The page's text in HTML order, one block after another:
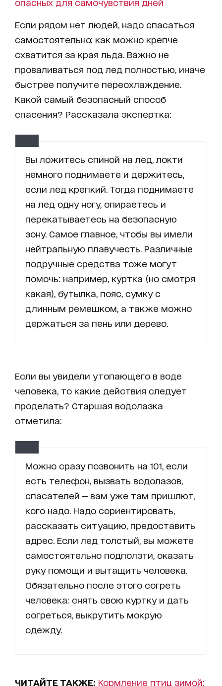
опасных для самочувствия дней
Если рядом нет людей, надо спасаться
самостоятельно: как можно крепче
схватится за края льда. Важно не
проваливаться под лед полностью, иначе
быстрее получите переохлаждение.
Какой самый безопасный способ
спасения? Рассказала экспертка:
Вы ложитесь спиной на лед, локти
немного поднимаете и держитесь,
если лед крепкий. Тогда поднимаете
на лед одну ногу, опираетесь и
перекатываетесь на безопасную
зону. Самое главное, чтобы вы имели
нейтральную плавучесть. Различные
подручные средства тоже могут
помочь: например, куртка (но смотря
какая), бутылка, пояс, сумку с
длинным ремешком, а также можно
держаться за пень или дерево.
Если вы увидели утопающего в воде
человека, то какие действия следует
проделать? Старшая водолазка
отметила:
Можно сразу позвонить на 101, если
есть телефон, вызвать водолазов,
спасателей — вам уже там пришлют,
кого надо. Надо сориентировать,
рассказать ситуацию, предоставить
адрес. Если лед толстый, вы можете
самостоятельно подползти, оказать
руку помощи и вытащить человека.
Обязательно после этого согреть
человека: снять свою куртку и дать
согреться, выкрутить мокрую
одежду.
ЧИТАЙТЕ ТАКЖЕ: Кормление птиц зимой: